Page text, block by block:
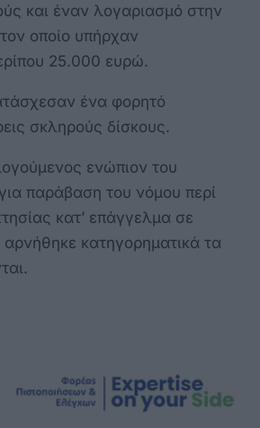
και έναν λογαριασμό στην
οποίο υπήρχαν
25.000 ευρώ.
ένα φορητό
σκληρούς δίσκους.
ενώπιον του
παράβαση του νόμου περί
κατ’ επάγγελμα σε
αρνήθηκε κατηγορηματικά τα